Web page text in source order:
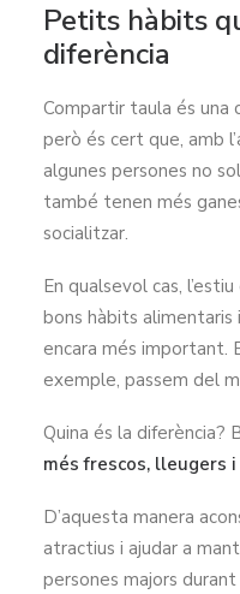
Petits hàbits
diferència
Compartir taula és una
però és cert que, amb
algunes persones no
també tenen més
socialitzar.
En qualsevol cas,
bons hàbits
encara més important.
exemple, passem del
Quina és la diferència?
més frescos, lleugers
D’aquesta manera
atractius i ajudar a
persones majors